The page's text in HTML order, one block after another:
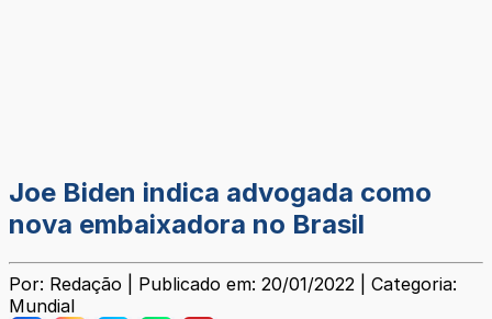
Joe Biden indica advogada como
nova embaixadora no Brasil
Por: Redação | Publicado em: 20/01/2022 | Categoria:
Mundial